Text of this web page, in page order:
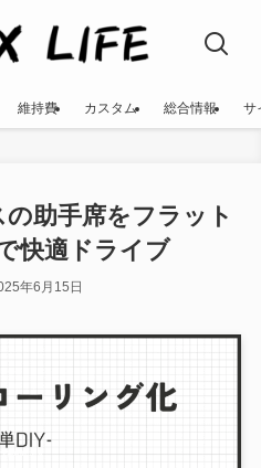
維持費 カスタム 総合情報 サ
助手席をフラット
快適ドライブ
年6月15日